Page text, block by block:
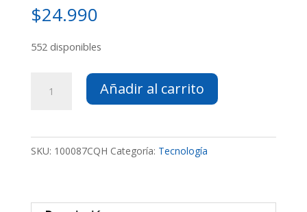
$24.990
552 disponibles
Ampolleta+Ventilador
cantidad
Añadir al carrito
SKU: 100087CQH Categoría: Tecnología